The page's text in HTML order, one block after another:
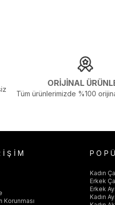
ORİJİNAL
Tüm ürünlerimizde %100
Korunması
Kadın
Erkek
Erkek
Kadın